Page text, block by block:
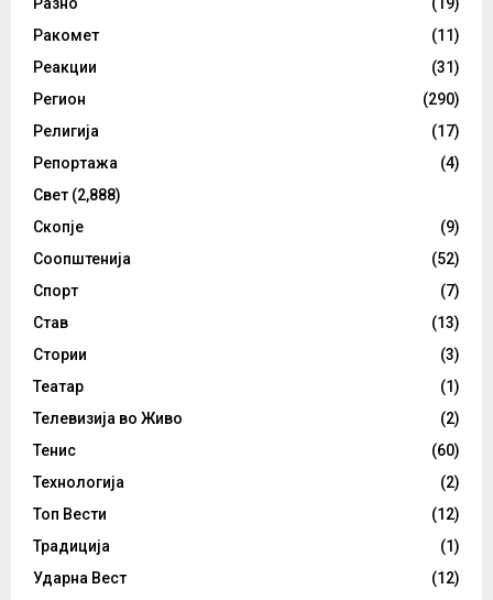
Ракомет
(11)
Реакции
(31)
Регион
(290)
Религија
(17)
Репортажа
(4)
Свет (2,888)
Скопје
(9)
Соопштенија
(52)
Спорт
(7)
Став
(13)
Стории
(3)
Театар
(1)
Телевизија во Живо
(2)
Тенис
(60)
Технологија
(2)
Топ Вести
(12)
Традиција
(1)
Ударна Вест
(12)